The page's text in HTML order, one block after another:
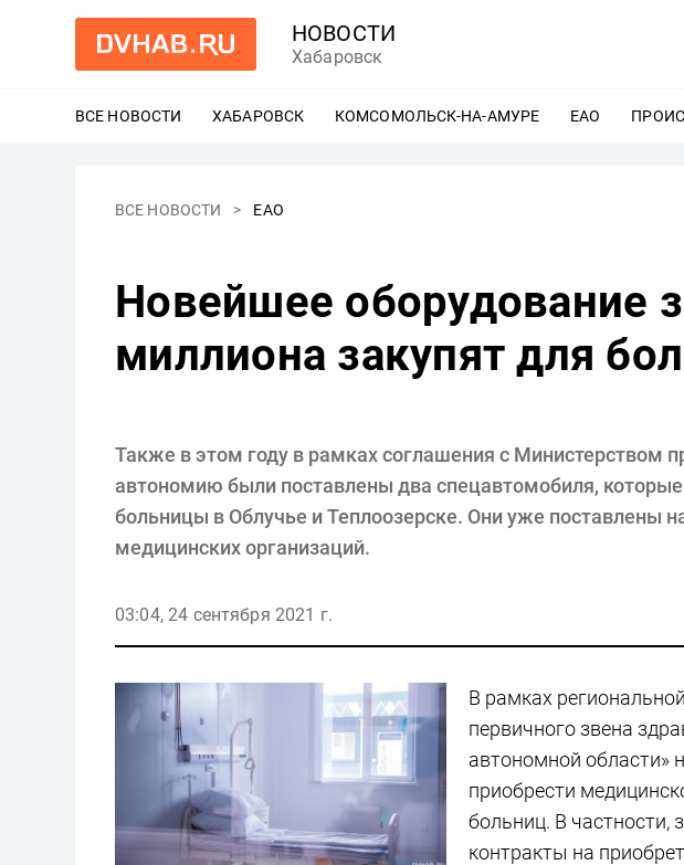
НОВОСТИ
Хабаровск
ВСЕ НОВОСТИ ХАБАРОВСК ЕЩЕ
КОМСОМОЛЬСК-НА-АМУРЕ ЕЩЕ
ЕАО ЕЩЕ
ВСЕ НОВОСТИ ЕАО
Новейшее оборудование
миллиона закупят для
Также в этом году в рамках соглашения с Министерством
автономию были поставлены два спецавтомобиля,
больницы в Облучье и Теплоозерске. Они уже поставлены
медицинских организаций.
03:04, 24 сентября 2021 г.
В рамках
первичного звена
автономной области»
приобрести
больниц. В частности,
контракты на